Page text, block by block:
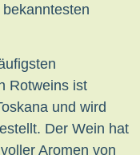
Rotweins ist
und wird
Der Wein hat
Aromen von